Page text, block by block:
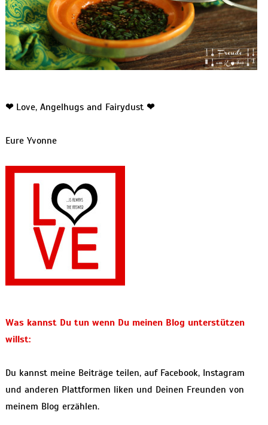
❤ Love, Angelhugs and Fairydust ❤
Eure Yvonne
Was kannst Du tun wenn Du meinen Blog unterstützen
willst:
Du kannst meine Beiträge teilen, auf Facebook, Instagram
und anderen Plattformen liken und Deinen Freunden von
meinem Blog erzählen.